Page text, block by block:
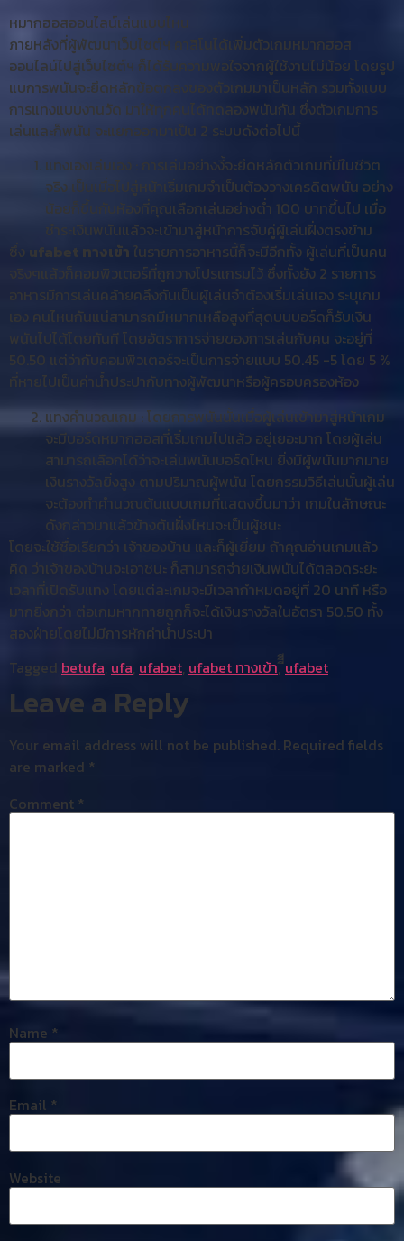
หมากฮอสออนไลน์เล่นแบบไหน
ภายหลังที่ผู้พัฒนาเว็บไซต์ฯ คาสิโนได้เพิ่มตัวเกมหมากฮอส
ออนไลน์ไปสู่เว็บไซต์ฯ ก็ได้รับความพอใจจากผู้ใช้งานไม่น้อย โดยรูป
แบการพนันจะยึดหลักข้อตกลงของตัวเกมมาเป็นหลัก รวมทั้งแบบ
การแทงแบบงานวัด มาให้ทุกคนได้ทดลองพนันกัน ซึ่งตัวเกมการ
เล่นและก็พนัน จะแยกออกมาเป็น 2 ระบบดังต่อไปนี้
แทงเองเล่นเอง : การเล่นอย่างงี้จะยึดหลักตัวเกมที่มีในชีวิต
จริง เป็นเมื่อไปสู่หน้าเริ่มเกมจำเป็นต้องวางเครดิตพนัน อย่าง
น้อยก็ขึ้นกับห้องที่คุณเลือกเล่นอย่างต่ำ 100 บาทขึ้นไป เมื่อ
ชำระเงินพนันแล้วจะเข้ามาสู่หน้าการจับคู่ผู้เล่นฝั่งตรงข้าม
ซึ่ง ufabet ทางเข้า ในรายการอาหารนี้ก็จะมีอีกทั้ง ผู้เล่นที่เป็นคน
จริงๆแล้วก็คอมพิวเตอร์ที่ถูกวางโปรแกรมไว้ ซึ่งทั้งยัง 2 รายการ
อาหารมีการเล่นคล้ายคลึงกันเป็นผู้เล่นจำต้องเริ่มเล่นเอง ระบุเกม
เอง คนไหนกันแน่สามารถมีหมากเหลือสูงที่สุดบนบอร์ดก็รับเงิน
พนันไปได้โดยทันที โดยอัตราการจ่ายของการเล่นกับคน จะอยู่ที่
50.50 แต่ว่ากับคอมพิวเตอร์จะเป็นการจ่ายแบบ 50.45 -5 โดย 5 %
ที่หายไปเป็นค่าน้ำประปากับทางผู้พัฒนาหรือผู้ครอบครองห้อง
แทงคำนวณเกม : โดยการพนันนั้นเมื่อผู้เล่นเข้ามาสู่หน้าเกม
จะมีบอร์ดหมากฮอสที่เริ่มเกมไปแล้ว อยู่เยอะมาก โดยผู้เล่น
สามารถเลือกได้ว่าจะเล่นพนันบอร์ดไหน ยิ่งมีผู้พนันมากมาย
เงินรางวัลยิ่งสูง ตามปริมาณผู้พนัน โดยกรรมวิธีเล่นนั้นผู้เล่น
จะต้องทำคำนวณต้นแบบเกมที่แสดงขึ้นมาว่า เกมในลักษณะ
ดังกล่าวมาแล้วข้างต้นฝั่งไหนจะเป็นผู้ชนะ
โดยจะใช้ชื่อเรียกว่า เจ้าของบ้าน และก็ผู้เยี่ยม ถ้าคุณอ่านเกมแล้ว
คิด ว่าเจ้าของบ้านจะเอาชนะ ก็สามารถจ่ายเงินพนันได้ตลอดระยะ
เวลาที่เปิดรับแทง โดยแต่ละเกมจะมีเวลากำหมดอยู่ที่ 20 นาที หรือ
มากยิ่งกว่า ต่อเกมหากทายถูกก็จะได้เงินรางวัลในอัตรา 50.50 ทั้ง
สองฝ่ายโดยไม่มีการหักค่าน้ำประปา
Tagged betufa, ufa, ufabet, ufabet ทางเข้า,ีีีufabet
Leave a Reply
Your email address will not be published. Required fields
are marked *
Comment *
Name *
Email *
Website